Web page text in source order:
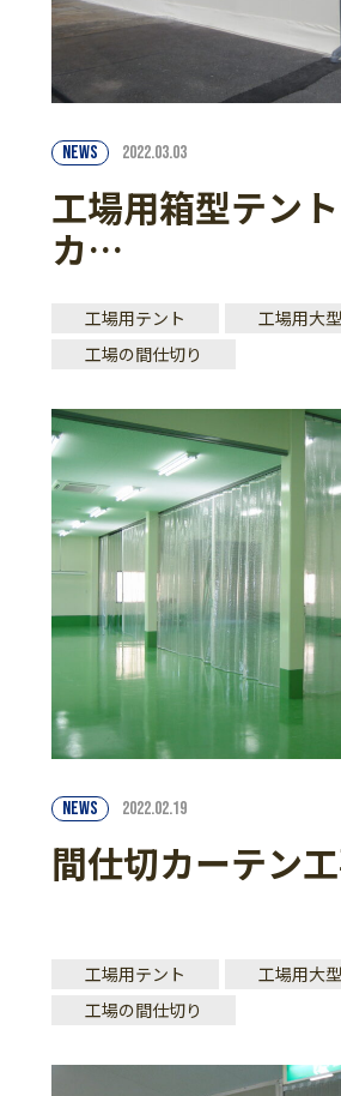
NEWS 2022.03.03
工場用箱型テン
カ…
工場用テント
工場用大
工場の間仕切り
NEWS 2022.02.19
間仕切カーテン
工場用テント
工場用大
工場の間仕切り